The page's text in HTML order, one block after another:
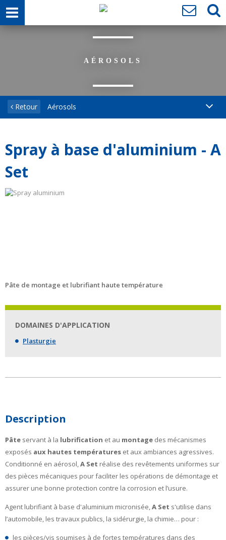
AÉROSOLS
Retour Aérosols
Spray à base d'aluminium - A
Set
Pâte de montage et lubrifiant haute température
DOMAINES D'APPLICATION
Plasturgie
Description
Pâte servant à la lubrification et au montage des mécanismes
exposés aux hautes températures et aux ambiances agressives.
Conditionné en aérosol, A Set réalise des revêtements uniformes sur
des pièces mécaniques pour faciliter les opérations de démontage et
assurer une bonne protection contre la corrosion et l’usure.
Agent lubrifiant à base d'aluminium micronisée, A Set s'utilise dans
l’automobile, les travaux publics, la sidérurgie, la chimie… pour :
les pièces/vis soumises à de fortes températures dans des